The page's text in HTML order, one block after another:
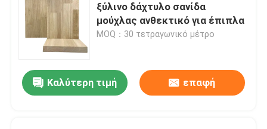
ξύλινο δάχτυλο σανίδα
μούχλας ανθεκτικό για έπιπλα
MOQ：30 τετραγωνικό μέτρο
Καλύτερη τιμή επαφή